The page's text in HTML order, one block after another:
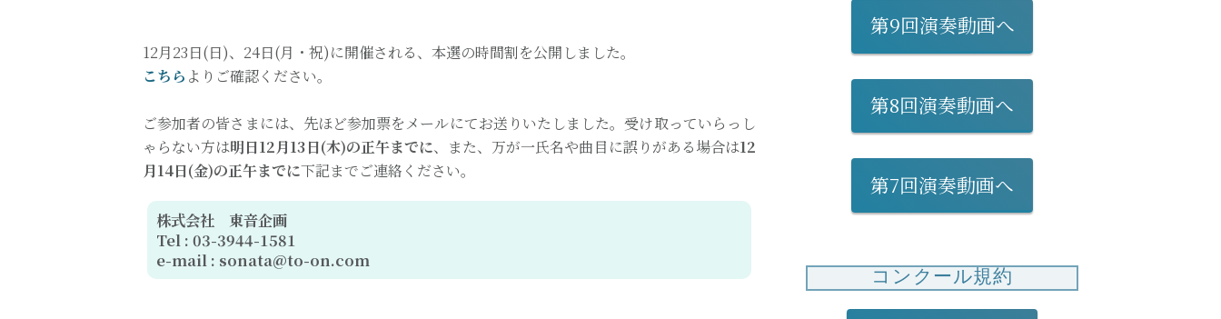
12月23日(日)、24日(月・祝)に開催される、本選の時間割を公開しました。
こちら よりご確認ください。
ご参加者の皆さまには、先ほど参加票をメールにてお送りいたしました。受け取っていらっし
ゃらない方は明日12月13日(木)の正午までに、また、万が一氏名や曲目に誤りがある場合は12
月14日(金)の正午までに下記までご連絡ください。
株式会社 東音企画
Tel : 03-3944-1581
e-mail : sonata@to-on.com
第9回演奏動画へ
第8回演奏動画へ
第7回演奏動画へ
コンクール規約